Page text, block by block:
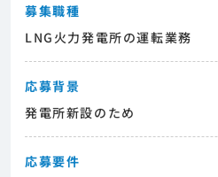
募集職種
LNG火力発電所の運転業務
応募背景
発電所新設のため
応募要件